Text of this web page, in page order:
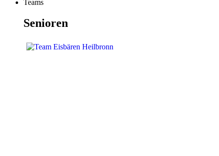
Teams
Senioren